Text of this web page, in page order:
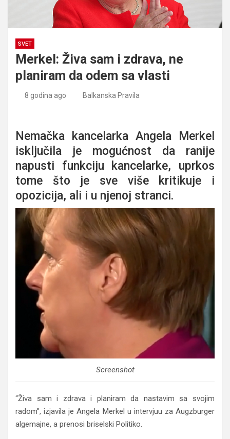
SVET
Merkel: Živa sam i zdrava, ne
planiram da odem sa vlasti
8 godina ago Balkanska Pravila
Nemačka kancelarka Angela Merkel
isključila je mogućnost da ranije
napusti funkciju kancelarke, uprkos
tome što je sve više kritikuje i
opozicija, ali i u njenoj stranci.
Screenshot
“Živa sam i zdrava i planiram da nastavim sa svojim
radom”, izjavila je Angela Merkel u intervjuu za Augzburger
algemajne, a prenosi briselski Politiko.